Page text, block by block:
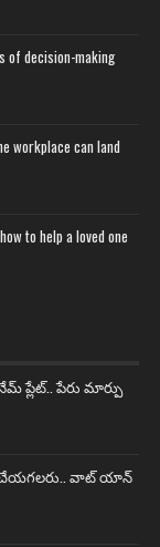
of decision-making
workplace can land
to help a loved one
ప్లేట్‌.. పేరు మార్పు
చేయగలరు.. వాట్ యాన్